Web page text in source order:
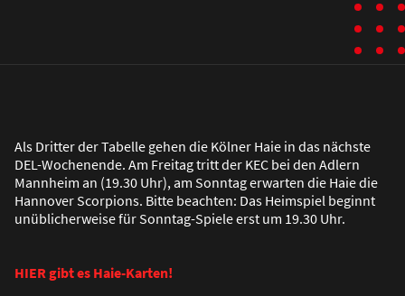
Als Dritter der Tabelle gehen die Kölner Haie in das nächste
DEL-Wochenende. Am Freitag tritt der KEC bei den Adlern
Mannheim an (19.30 Uhr), am Sonntag erwarten die Haie die
Hannover Scorpions. Bitte beachten: Das Heimspiel beginnt
unüblicherweise für Sonntag-Spiele erst um 19.30 Uhr.
HIER gibt es Haie-Karten!